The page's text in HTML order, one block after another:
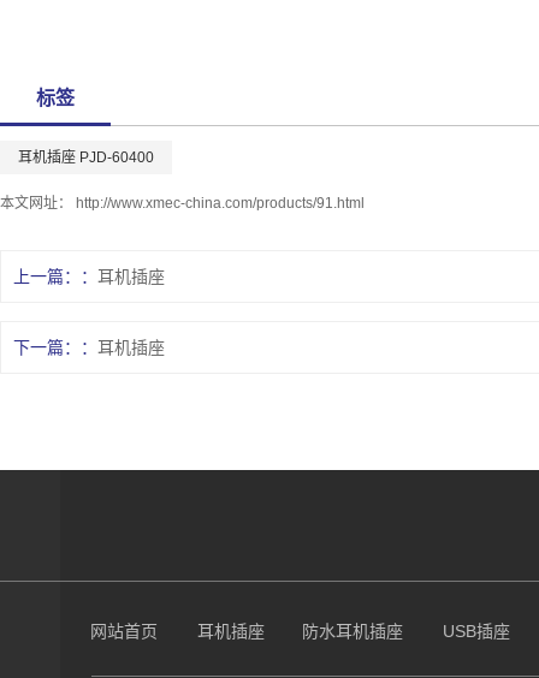
标签
耳机插座 PJD-60400
本文网址： http://www.xmec-china.com/products/91.html
上一篇： 耳机插座
下一篇： 耳机插座
网站首页 耳机插座 防水耳机插座 USB插座